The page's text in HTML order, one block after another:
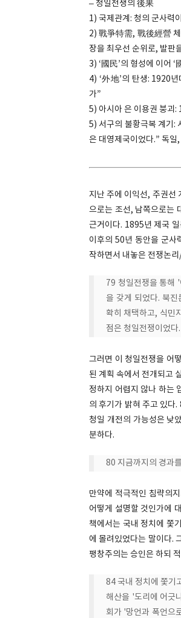
– 청일전쟁의 後果
1) 국제관계: 청의 군사력
2) 戰爭特需, 戰後經營 체
장을 최우선 순위로, 발판
3) ‘國民’의 형성에 이어 ‘
4) ‘外地’의 탄생: 1920
가”
5) 아시아 은 이용권 붕괴:
5) 서구의 불황극복 계기:
은 대영제국이었다.” 독
지난 주에 이익선, 주권선
으로는 조선, 남쪽으로는
근거이다. 1895년 제국
이후의 50년 동안을 군사
작하면서 내놓은 전쟁논
79 청일전쟁을 통해
을 갖게 되었다. 북진
확히 채택하고, 식민
점은 청일전쟁이었다.
그러면 이 청일전쟁을 어
된 계획 속에서 전개되고
정하지 어렵지 않나 하는
의 후기가 밝혀 주고 있다
청일 개전의 가능성은 낮
분하다.
80 지금까지의 경과
만약에 적극적인 침략의
어떻게 설명할 것인가에
책에서는 국내 정치에 쫓
에 몰려있었다는 말이다.
팽창주의는 승인은 하되
84 국내 정치에 쫓기
해산을 '도리에 어긋
회가 '망언과 폭언으